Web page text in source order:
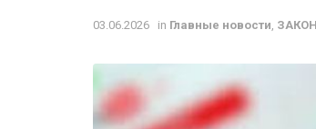
03.06.2026 in Главные новости ЗАКОН